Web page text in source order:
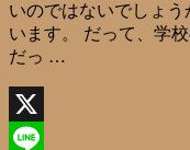
いのではないでしょ
います。 だって、学
だっ …
X